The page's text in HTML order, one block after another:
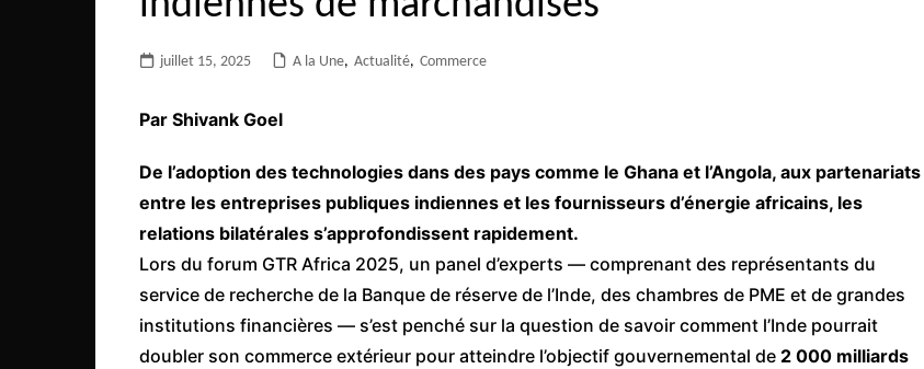
Cameroun
Côte d’Ivoire
Djibouti
Egypte
Ethiopie
Gabon
Gambie
juillet 15, 2025 A la Une, Actualité, Commerce
Par Shivank Goel
De l’adoption des technologies dans des pays comme le Ghana et l’Angola, aux partenariats
entre les entreprises publiques indiennes et les fournisseurs d’énergie africains, les
relations bilatérales s’approfondissent rapidement.
Lors du forum GTR Africa 2025, un panel d’experts — comprenant des représentants du
service de recherche de la Banque de réserve de l’Inde, des chambres de PME et de grandes
institutions financières — s’est penché sur la question de savoir comment l’Inde pourrait
doubler son commerce extérieur pour atteindre l’objectif gouvernemental de 2 000 milliards